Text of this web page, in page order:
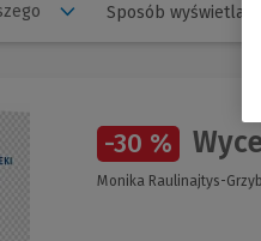
Sposób wyświetlania
-30 %
Monika Raulinajtys-